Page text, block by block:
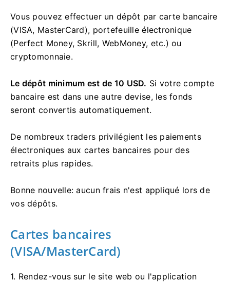
Vous pouvez effectuer un dépôt par carte bancaire
(VISA, MasterCard), portefeuille électronique
(Perfect Money, Skrill, WebMoney, etc.) ou
cryptomonnaie.
Le dépôt minimum est de 10 USD. Si votre compte
bancaire est dans une autre devise, les fonds
seront convertis automatiquement.
De nombreux traders privilégient les paiements
électroniques aux cartes bancaires pour des
retraits plus rapides.
Bonne nouvelle: aucun frais n'est appliqué lors de
vos dépôts.
Cartes bancaires
(VISA/MasterCard)
1. Rendez-vous sur le site web ou l'application